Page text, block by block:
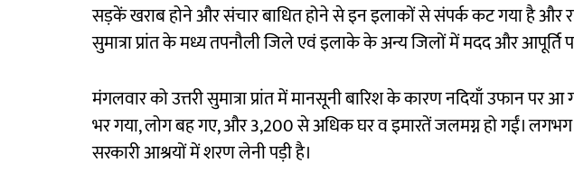
सड़कें खराब होने और संचार बाधित होने से इन इलाकों से संपर्क कट गया है और
सुमात्रा प्रांत के मध्य तपनौली जिले एवं इलाके के अन्य जिलों में मदद और आपूर्ति
मंगलवार को उत्तरी सुमात्रा प्रांत में मानसूनी बारिश के कारण नदियाँ उफान पर आ
भर गया, लोग बह गए, और 3,200 से अधिक घर व इमारतें जलमग्न हो गईं। लगभग
सरकारी आश्रयों में शरण लेनी पड़ी है।